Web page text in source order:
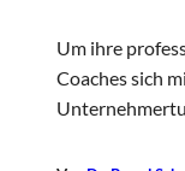
Um ihre
Coaches sich